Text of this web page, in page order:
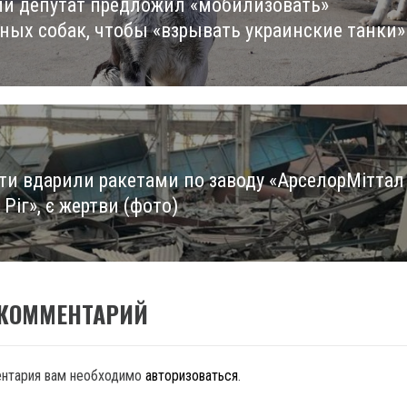
депутат предложил «мобилизовать»
собак, чтобы «взрывать украинские танки»
вдарили ракетами по заводу «АрселорМіттал
є жертви (фото)
вам необходимо авторизоваться.